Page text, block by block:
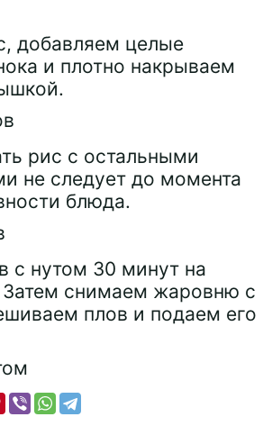
добавляем целые
и плотно накрываем
рис с остальными
не следует до момента
блюда.
с нутом 30 минут на
снимаем жаровню с
плов и подаем его